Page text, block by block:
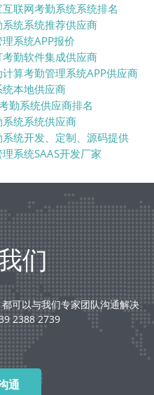
联网考勤系统系统排名
统系统推荐供应商
系统APP报价
勤软件集成供应商
算考勤管理系统APP供应商
本地供应商
勤系统供应商排名
统系统供应商
统开发、定制、源码提供
系统SAAS开发厂家
们
可以与我们专家团队沟通解决
2388 2739
通